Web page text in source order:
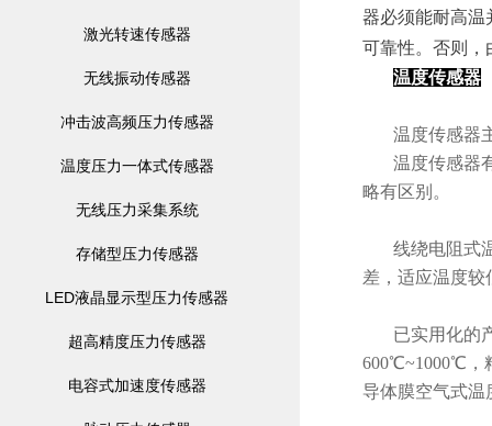
激光转速传感器
无线振动传感器
冲击波高频压力传感器
温度压力一体式传感器
无线压力采集系统
存储型压力传感器
LED液晶显示型压力传感器
超高精度压力传感器
电容式加速度传感器
器必须能耐高温
可靠性。否则，
温度传感器
温度传感器
温度传感器
略有区别。
线绕电阻式
差，适应温度
已实用化的
600℃~1000℃，
导体膜空气式温